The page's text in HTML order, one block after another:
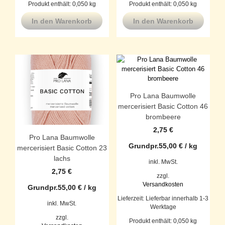
Produkt enthält: 0,050 kg
In den Warenkorb
Produkt enthält: 0,050 kg
In den Warenkorb
Pro Lana Baumwolle
mercerisiert Basic Cotton 23
lachs
2,75€
Grundpr.55,00 €/ kg
inkl. MwSt.
zzgl.
Pro Lana Baumwolle
mercerisiert Basic Cotton 46
brombeere
2,75 €
Grundpr.55,00€ / kg
inkl. MwSt.
zzgl.
Versandkosten
Lieferzeit: Lieferbar innerhalb 1-3
Werktage
Produkt enthält: 0,050 kg